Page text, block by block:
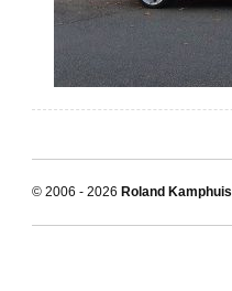
© 2006 - 2026 Roland Kamphuis